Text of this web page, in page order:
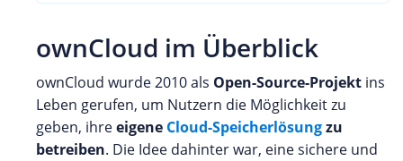
ownCloud im Überblick
ownCloud wurde 2010 als Open-Source-Projekt ins
Leben gerufen, um Nutzern die Möglichkeit zu
geben, ihreeigene Cloud-Speicherlösungzu
betreiben. Die Idee dahinter war, eine sichere und